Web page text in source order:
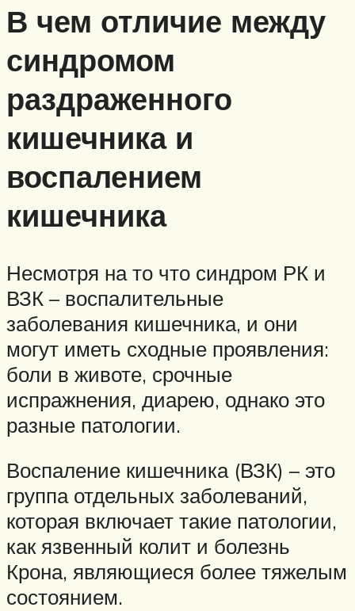
В чем отличие между
синдромом
раздраженного
кишечника и
воспалением
кишечника
Несмотря на то что синдром РК и
ВЗК – воспалительные
заболевания кишечника, и они
могут иметь сходные проявления:
боли в животе, срочные
испражнения, диарею, однако это
разные патологии.
Воспаление кишечника (ВЗК) – это
группа отдельных заболеваний,
которая включает такие патологии,
как язвенный колит и болезнь
Крона, являющиеся более тяжелым
состоянием.